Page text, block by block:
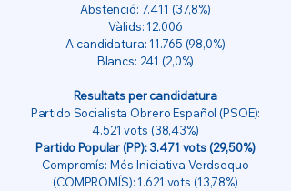
Abstenció: 7.411 (37,8%)
Vàlids: 12.006
A candidatura:11.765 (98,0%)
Blancs: 241 (2,0%)
Resultats per candidatura
Partido Socialista Obrero Español (PSOE):
4.521 vots (38,43%)
Partido Popular (PP): 3.471 vots (29,50%)
Compromís: Més-Iniciativa-Verdsequo
(COMPROMÍS): 1.621 vots (13,78%)